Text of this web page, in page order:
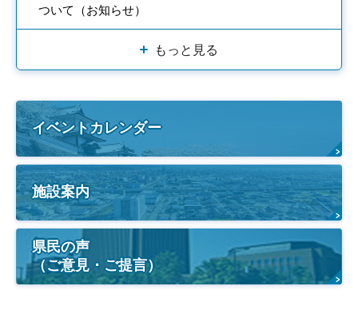
ついて（お知らせ）
もっと見る
イベントカレンダー
施設案内
県民の声
（ご意見・ご提言）